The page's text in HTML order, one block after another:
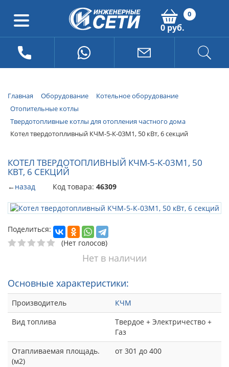
0
0 руб.
Главная Оборудование
Котельное оборудование
Отопительные котлы
Твердотопливные котлы для отопления частного дома
Котел твердотопливный КЧМ-5-К-03М1, 50 кВт, 6 секций
КОТЕЛ ТВЕРДОТОПЛИВНЫЙ КЧМ-5-К-03М1, 50
КВТ, 6 СЕКЦИЙ
←назад Код товара: 46309
Поделиться:
(Нет голосов)
Нет в наличии
Основные характеристики:
Производитель
КЧМ
Вид топлива
Твердое + Электричество +
Газ
Отапливаемая площадь.
(м2)
от 301 до 400